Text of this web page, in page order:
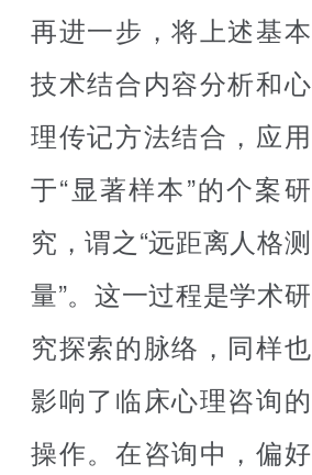
再进一步，将上述基本
技术结合内容分析和心
理传记方法结合，应用
于“显著样本”的个案研
究，谓之“远距离人格测
量”。这一过程是学术研
究探索的脉络，同样也
影响了临床心理咨询的
操作。在咨询中，偏好